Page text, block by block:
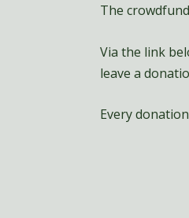
The
Via the link
leave a
Every